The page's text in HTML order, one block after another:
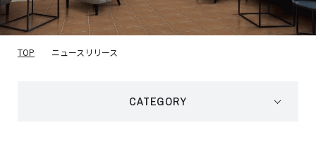
TOP ニュースリリース
CATEGORY